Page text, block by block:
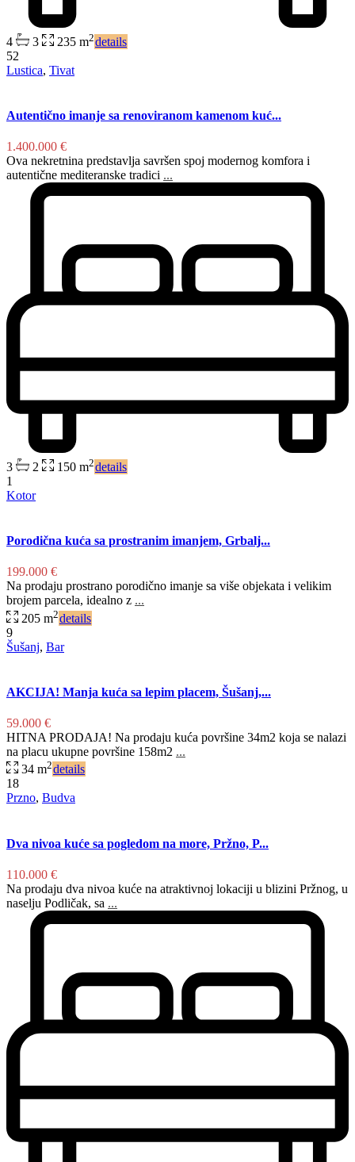
4 3 235 m2details
52
Lustica, Tivat
Autentično imanje sa renoviranom kamenom kuć...
1.400.000 €
Ova nekretnina predstavlja savršen spoj modernog komfora i
autentične mediteranske tradici ...
3 2 150 m2details
1
Kotor
Porodična kuća sa prostranim imanjem, Grbalj...
199.000 €
Na prodaju prostrano porodično imanje sa više objekata i velikim
brojem parcela, idealno z ...
205 m2details
9
Šušanj, Bar
AKCIJA! Manja kuća sa lepim placem, Šušanj,...
59.000 €
HITNA PRODAJA! Na prodaju kuća površine 34m2 koja se nalazi
na placu ukupne površine 158m2 ...
34 m2details
18
Przno, Budva
Dva nivoa kuće sa pogledom na more, Pržno, P...
110.000 €
Na prodaju dva nivoa kuće na atraktivnoj lokaciji u blizini Pržnog, u
naselju Podličak, sa ...